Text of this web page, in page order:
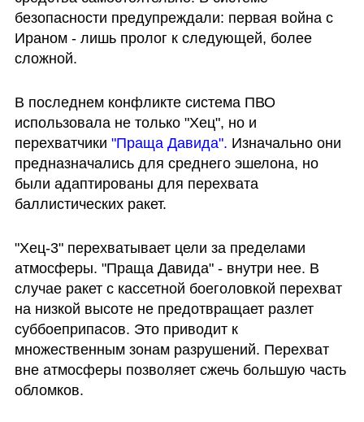
безопасности предупреждали: первая война с
Ираном - лишь пролог к следующей, более
сложной.
В последнем конфликте система ПВО
использовала не только "Хец", но и
перехватчики "Праща Давида". Изначально они
предназначались для среднего эшелона, но
были адаптированы для перехвата
баллистических ракет.
"Хец-3" перехватывает цели за пределами
атмосферы. "Праща Давида" - внутри нее. В
случае ракет с кассетной боеголовкой перехват
на низкой высоте не предотвращает разлет
суббоеприпасов. Это приводит к
множественным зонам разрушений. Перехват
вне атмосферы позволяет сжечь большую часть
обломков.